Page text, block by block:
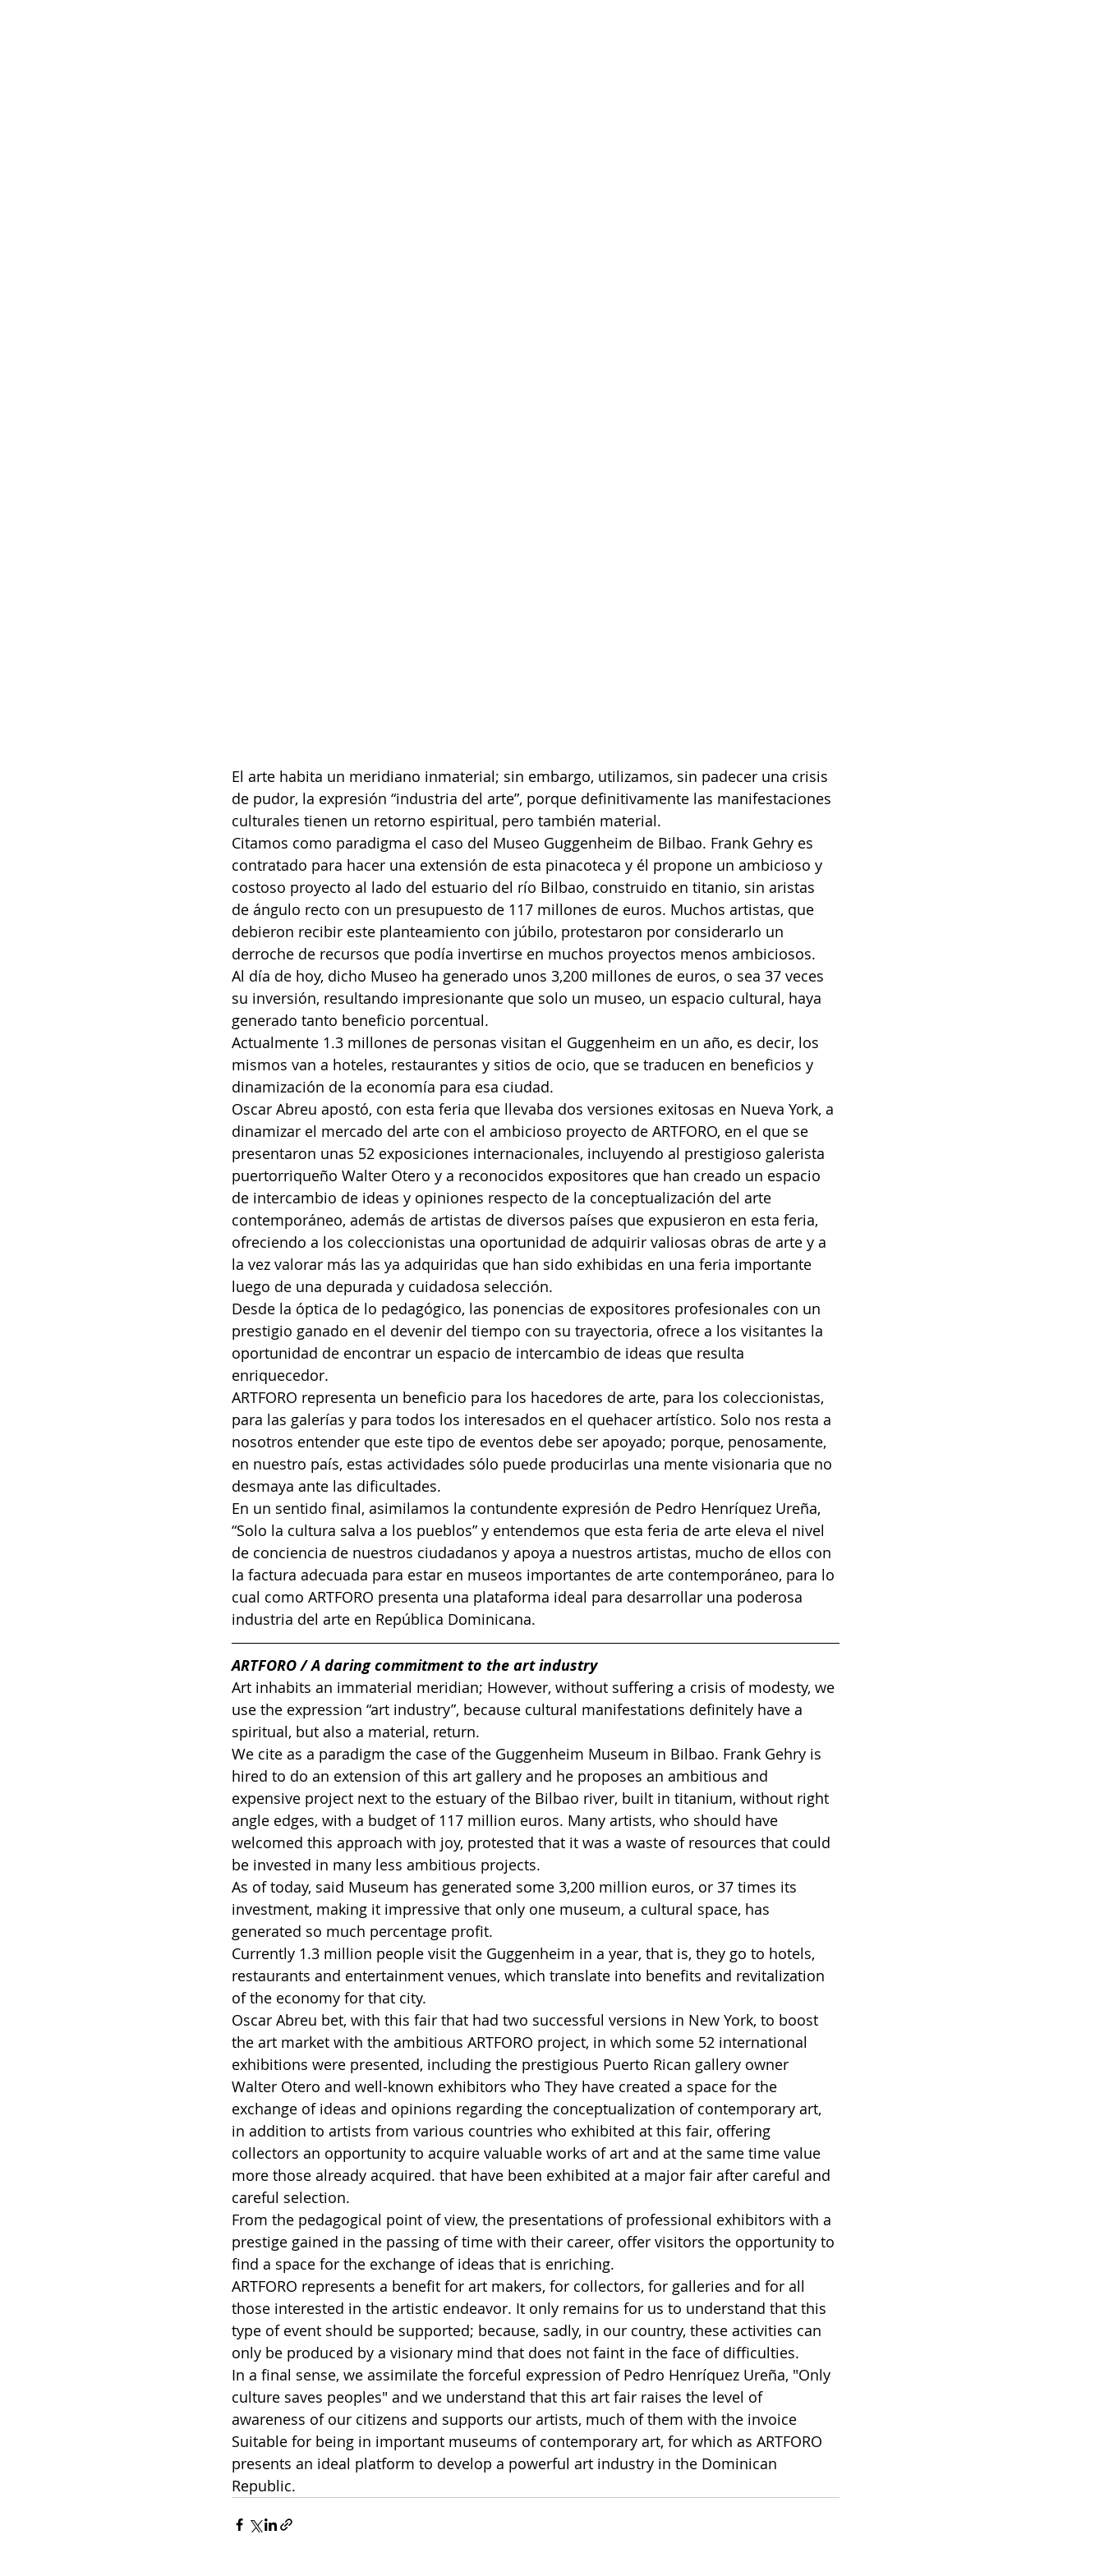
El arte habita un meridiano inmaterial; sin embargo, utilizamos, sin padecer una crisis
de pudor, la expresión “industria del arte”, porque definitivamente las manifestaciones
culturales tienen un retorno espiritual, pero también material.
Citamos como paradigma el caso del Museo Guggenheim de Bilbao. Frank Gehry es
contratado para hacer una extensión de esta pinacoteca y él propone un ambicioso y
costoso proyecto al lado del estuario del río Bilbao, construido en titanio, sin aristas
de ángulo recto con un presupuesto de 117 millones de euros. Muchos artistas, que
debieron recibir este planteamiento con júbilo, protestaron por considerarlo un
derroche de recursos que podía invertirse en muchos proyectos menos ambiciosos.
Al día de hoy, dicho Museo ha generado unos 3,200 millones de euros, o sea 37 veces
su inversión, resultando impresionante que solo un museo, un espacio cultural, haya
generado tanto beneficio porcentual.
Actualmente 1.3 millones de personas visitan el Guggenheim en un año, es decir, los
mismos van a hoteles, restaurantes y sitios de ocio, que se traducen en beneficios y
dinamización de la economía para esa ciudad.
Oscar Abreu apostó, con esta feria que llevaba dos versiones exitosas en Nueva York, a
dinamizar el mercado del arte con el ambicioso proyecto de ARTFORO, en el que se
presentaron unas 52 exposiciones internacionales, incluyendo al prestigioso galerista
puertorriqueño Walter Otero y a reconocidos expositores que han creado un espacio
de intercambio de ideas y opiniones respecto de la conceptualización del arte
contemporáneo, además de artistas de diversos países que expusieron en esta feria,
ofreciendo a los coleccionistas una oportunidad de adquirir valiosas obras de arte y a
la vez valorar más las ya adquiridas que han sido exhibidas en una feria importante
luego de una depurada y cuidadosa selección.
Desde la óptica de lo pedagógico, las ponencias de expositores profesionales con un
prestigio ganado en el devenir del tiempo con su trayectoria, ofrece a los visitantes la
oportunidad de encontrar un espacio de intercambio de ideas que resulta
enriquecedor.
ARTFORO representa un beneficio para los hacedores de arte, para los coleccionistas,
para las galerías y para todos los interesados en el quehacer artístico. Solo nos resta a
nosotros entender que este tipo de eventos debe ser apoyado; porque, penosamente,
en nuestro país, estas actividades sólo puede producirlas una mente visionaria que no
desmaya ante las dificultades.
En un sentido final, asimilamos la contundente expresión de Pedro Henríquez Ureña,
“Solo la cultura salva a los pueblos” y entendemos que esta feria de arte eleva el nivel
de conciencia de nuestros ciudadanos y apoya a nuestros artistas, mucho de ellos con
la factura adecuada para estar en museos importantes de arte contemporáneo, para lo
cual como ARTFORO presenta una plataforma ideal para desarrollar una poderosa
industria del arte en República Dominicana.
ARTFORO / A daring commitment to the art industry
Art inhabits an immaterial meridian; However, without suffering a crisis of modesty, we
use the expression “art industry”, because cultural manifestations definitely have a
spiritual, but also a material, return.
We cite as a paradigm the case of the Guggenheim Museum in Bilbao. Frank Gehry is
hired to do an extension of this art gallery and he proposes an ambitious and
expensive project next to the estuary of the Bilbao river, built in titanium, without right
angle edges, with a budget of 117 million euros. Many artists, who should have
welcomed this approach with joy, protested that it was a waste of resources that could
be invested in many less ambitious projects.
As of today, said Museum has generated some 3,200 million euros, or 37 times its
investment, making it impressive that only one museum, a cultural space, has
generated so much percentage profit.
Currently 1.3 million people visit the Guggenheim in a year, that is, they go to hotels,
restaurants and entertainment venues, which translate into benefits and revitalization
of the economy for that city.
Oscar Abreu bet, with this fair that had two successful versions in New York, to boost
the art market with the ambitious ARTFORO project, in which some 52 international
exhibitions were presented, including the prestigious Puerto Rican gallery owner
Walter Otero and well-known exhibitors who They have created a space for the
exchange of ideas and opinions regarding the conceptualization of contemporary art,
in addition to artists from various countries who exhibited at this fair, offering
collectors an opportunity to acquire valuable works of art and at the same time value
more those already acquired. that have been exhibited at a major fair after careful and
careful selection.
From the pedagogical point of view, the presentations of professional exhibitors with a
prestige gained in the passing of time with their career, offer visitors the opportunity to
find a space for the exchange of ideas that is enriching.
ARTFORO represents a benefit for art makers, for collectors, for galleries and for all
those interested in the artistic endeavor. It only remains for us to understand that this
type of event should be supported; because, sadly, in our country, these activities can
only be produced by a visionary mind that does not faint in the face of difficulties.
In a final sense, we assimilate the forceful expression of Pedro Henríquez Ureña, "Only
culture saves peoples" and we understand that this art fair raises the level of
awareness of our citizens and supports our artists, much of them with the invoice
Suitable for being in important museums of contemporary art, for which as ARTFORO
presents an ideal platform to develop a powerful art industry in the Dominican
Republic.